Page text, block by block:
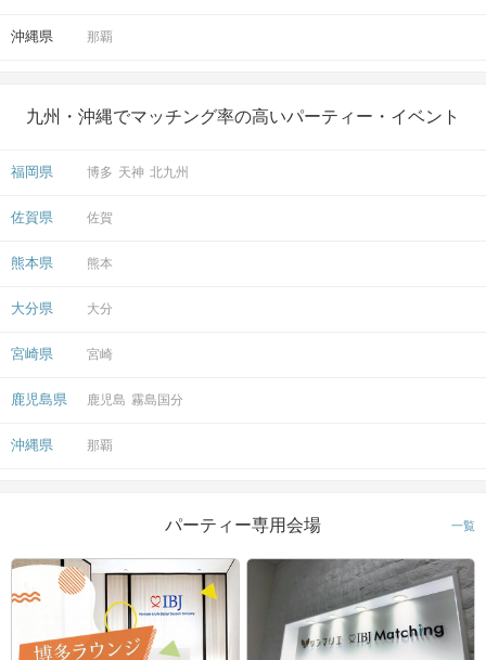
沖縄県 那覇
九州・沖縄でマッチング率の高いパーティー・イベント
福岡県 博多 天神 北九州
佐賀県 佐賀
熊本県 熊本
大分県 大分
宮崎県 宮崎
鹿児島県 鹿児島 霧島国分
沖縄県 那覇
パーティー専用会場 一覧